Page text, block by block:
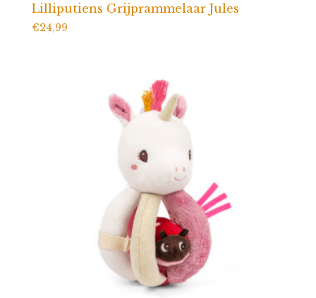
Lilliputiens Grijprammelaar Jules
€24,99